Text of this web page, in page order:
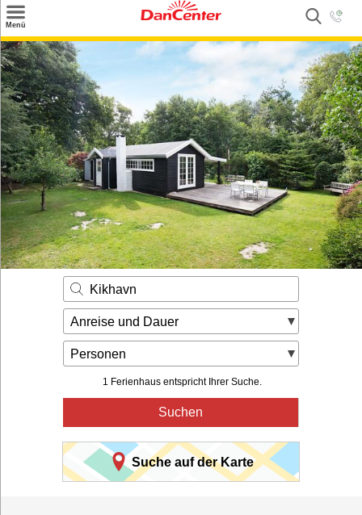
Menü
Suchen
Urlaubsziele
Weitere Urlaubsziele
Angebote
Inspiration
Kontakt
Gut zu wissen
Login
Kikhavn
Anreise und Dauer
Personen
1 Ferienhaus entspricht Ihrer Suche.
Suchen
Suche auf der Karte